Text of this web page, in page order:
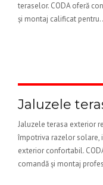
teraselor. CODA oferă
și montaj calificat
Jaluzele
Jaluzele terasa exterior
împotriva razelor solare,
exterior confortabil.
comandă și montaj